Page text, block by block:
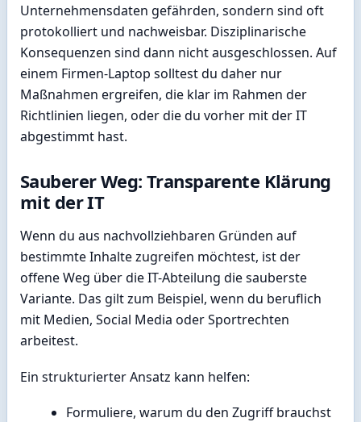
Unternehmensdaten gefährden, sondern sind oft
protokolliert und nachweisbar. Disziplinarische
Konsequenzen sind dann nicht ausgeschlossen. Auf
einem Firmen-Laptop solltest du daher nur
Maßnahmen ergreifen, die klar im Rahmen der
Richtlinien liegen, oder die du vorher mit der IT
abgestimmt hast.
Sauberer Weg: Transparente Klärung
mit der IT
Wenn du aus nachvollziehbaren Gründen auf
bestimmte Inhalte zugreifen möchtest, ist der
offene Weg über die IT-Abteilung die sauberste
Variante. Das gilt zum Beispiel, wenn du beruflich
mit Medien, Social Media oder Sportrechten
arbeitest.
Ein strukturierter Ansatz kann helfen:
Formuliere, warum du den Zugriff brauchst